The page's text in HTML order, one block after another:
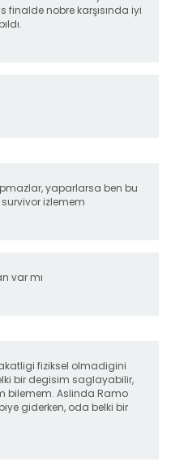
nobre karşısında iyi
yaparlarsa ben bu
izlemem
var mı
fiziksel olmadigini
bir degisim saglayabilir,
bilemem. Aslinda Ramo
giderken, oda belki bir